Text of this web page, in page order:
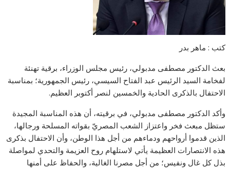
كتب : ماهر بدر
بعث الدكتور مصطفى مدبولي، رئيس مجلس الوزراء، برقية تهنئة
لفخامة السيد الرئيس عبد الفتاح السيسي، رئيس الجمهورية؛ بمناسبة
الاحتفال بالذكرى الحادية والخمسين لنصر أكتوبر العظيم.
وأكد الدكتور مصطفى مدبولي، في برقيته، أن هذه المناسبة المجيدة
ستظل مبعث فخر واعتزاز الشعب المصريّ بقواته المسلحة ورجالها،
الذين قدموا أرواحهم ودماءهم من أجل هذا الوطن، وأن الاحتفال بذكرى
هذه الانتصارات العظيمة يأتي لاستلهام روح العزيمة والتحدي لمواصلة
بذل كل غال ونفيس؛ من أجل مصرنا الغالية، والحفاظ على أمنها